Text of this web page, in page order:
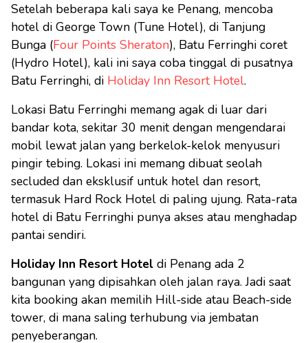
Setelah beberapa kali saya ke Penang, mencoba
hotel di George Town (Tune Hotel), di Tanjung
Bunga (Four Points Sheraton), Batu Ferringhi coret
(Hydro Hotel), kali ini saya coba tinggal di pusatnya
Batu Ferringhi, di Holiday Inn Resort Hotel.
Lokasi Batu Ferringhi memang agak di luar dari
bandar kota, sekitar 30 menit dengan mengendarai
mobil lewat jalan yang berkelok-kelok menyusuri
pingir tebing. Lokasi ini memang dibuat seolah
secluded dan eksklusif untuk hotel dan resort,
termasuk Hard Rock Hotel di paling ujung. Rata-rata
hotel di Batu Ferringhi punya akses atau menghadap
pantai sendiri.
Holiday Inn Resort Hotel di Penang ada 2
bangunan yang dipisahkan oleh jalan raya. Jadi saat
kita booking akan memilih Hill-side atau Beach-side
tower, di mana saling terhubung via jembatan
penyeberangan.